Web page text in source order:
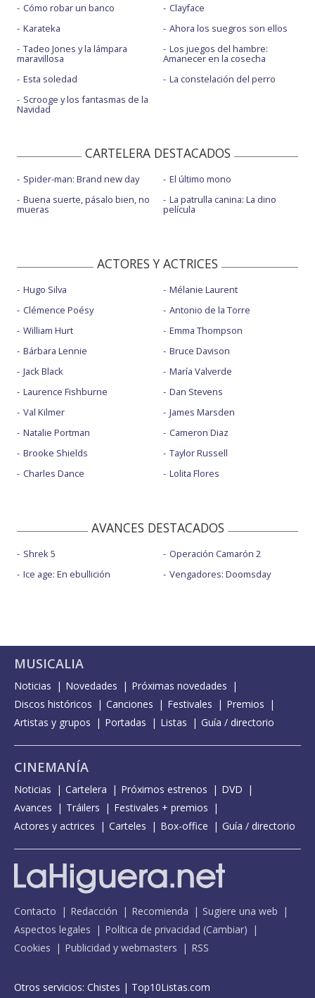
Cómo robar un banco
Karateka
Tadeo Jones y la lámpara
maravillosa
Esta soledad
Scrooge y los fantasmas de la
Navidad
Clayface
Ahora los suegros son ellos
Los juegos del hambre:
Amanecer en la cosecha
La constelación del perro
CARTELERA DESTACADOS
Spider-man: Brand new day
Buena suerte, pásalo bien, no
mueras
El último mono
La patrulla canina: La dino
película
ACTORES Y ACTRICES
Hugo Silva
Clémence Poésy
William Hurt
Bárbara Lennie
Jack Black
Laurence Fishburne
Val Kilmer
Natalie Portman
Brooke Shields
Charles Dance
Mélanie Laurent
Antonio de la Torre
Emma Thompson
Bruce Davison
María Valverde
Dan Stevens
James Marsden
Cameron Diaz
Taylor Russell
Lolita Flores
AVANCES DESTACADOS
Shrek 5
Ice age: En ebullición
Operación Camarón 2
Vengadores: Doomsday
MUSICALIA
Noticias Novedades
Próximas novedades
Discos históricos
Canciones Festivales
Premios
Artistas y grupos
Portadas Listas Guía / directorio
CINEMANÍA
Noticias Cartelera Próximos estrenos
DVD
Avances
Tráilers
Festivales + premios
Actores y actrices
Carteles Box-office Guía / directorio
Contacto Redacción Recomienda
Sugiere una web
Aspectos legales
Política de privacidad (Cambiar)
Cookies
Publicidad y webmasters RSS
Otros servicios: Chistes | Top10Listas.com